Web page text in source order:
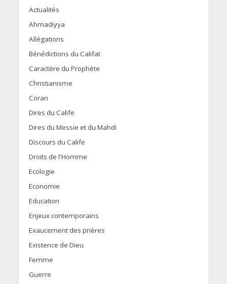
Actualités
Ahmadiyya
Allégations
Bénédictions du Califat
Caractère du Prophète
Christianisme
Coran
Dires du Calife
Dires du Messie et du Mahdi
Discours du Calife
Droits de l'Homme
Ecologie
Economie
Education
Enjeux contemporains
Exaucement des prières
Existence de Dieu
Femme
Guerre